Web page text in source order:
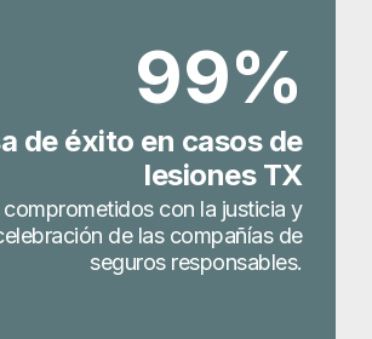
99%
de éxito en casos de
lesiones TX
con la justicia y
de las compañías de
seguros responsables.